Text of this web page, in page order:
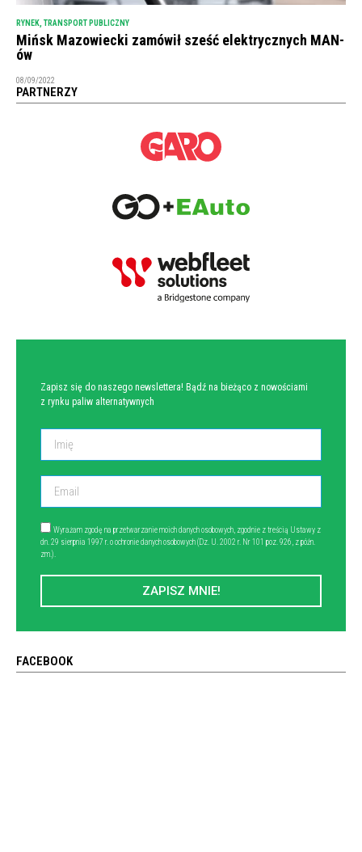
RYNEK TRANSPORT PUBLICZNY
Mińsk Mazowiecki zamówił sześć elektrycznych MAN-
ów
08/09/2022
PARTNERZY
Zapisz się do naszego newslettera! Bądź na bieżąco z nowościami
z rynku paliw alternatywnych
Wyrażam zgodę na przetwarzanie moich danych osobowych, zgodnie z treścią Ustawy z
dn. 29 sierpnia 1997 r. o ochronie danych osobowych (Dz. U. 2002 r. Nr 101 poz. 926, z późn.
zm.).
ZAPISZ MNIE!
FACEBOOK